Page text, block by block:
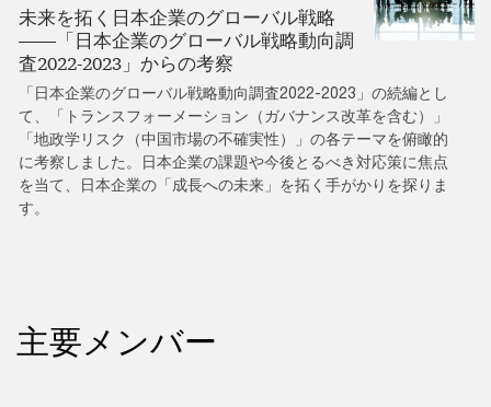
未来を拓く日本企業のグローバル戦略
――「日本企業のグローバル戦略動向調
査2022-2023」からの考察
「日本企業のグローバル戦略動向調査2022-2023」の続編とし
て、「トランスフォーメーション（ガバナンス改革を含む）」
「地政学リスク（中国市場の不確実性）」の各テーマを俯瞰的
に考察しました。日本企業の課題や今後とるべき対応策に焦点
を当て、日本企業の「成長への未来」を拓く手がかりを探りま
す。
主要メンバー